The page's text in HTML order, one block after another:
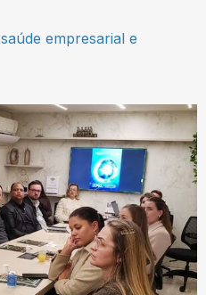
empresarial e